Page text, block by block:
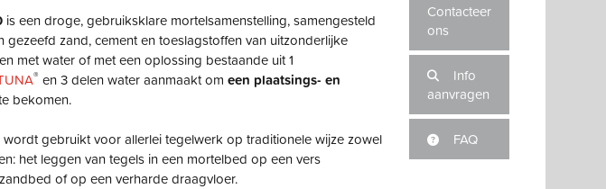
is een droge, gebruiksklare mortelsamenstelling, samengesteld
gezeefd zand, cement en toeslagstoffen van uitzonderlijke
met water of met een oplossing bestaande uit 1
® en 3 delen water aanmaakt om een plaatsings- en
bekomen.
wordt gebruikt voor allerlei tegelwerk op traditionele wijze zowel
het leggen van tegels in een mortelbed op een vers
of op een verharde draagvloer.
Contacteer
ons
Info
aanvragen
FAQ